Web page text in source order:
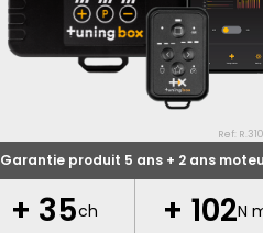
Ref:
Garantie produit 5 ans + 2 ans
+ 35ch + 102N